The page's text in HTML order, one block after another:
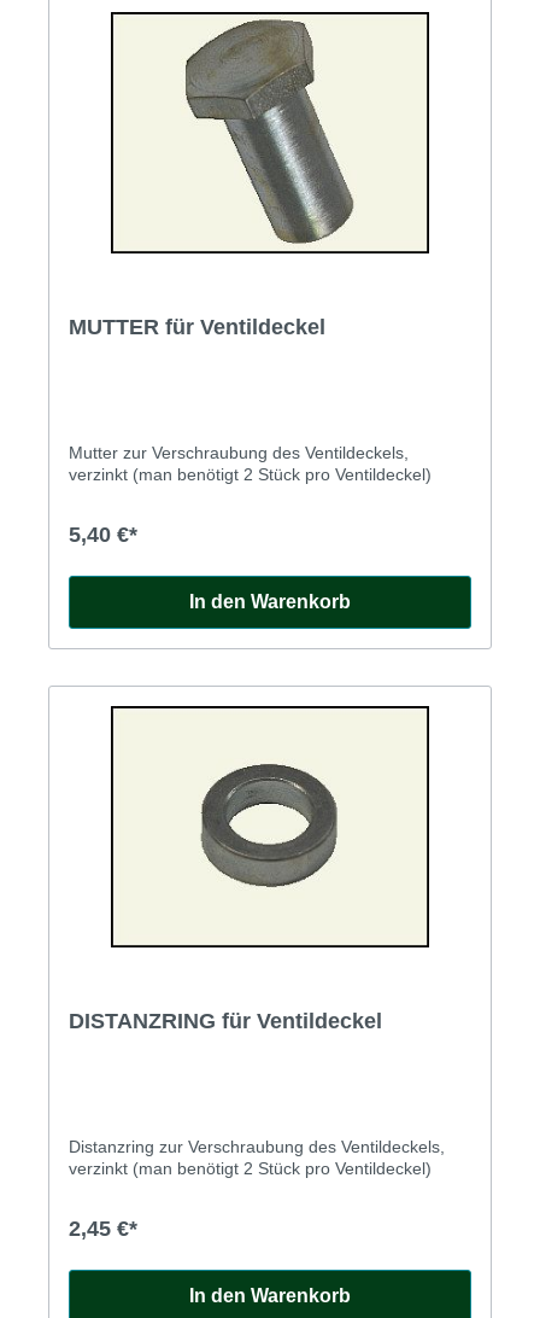
MUTTER für Ventildeckel
Mutter zur Verschraubung des Ventildeckels,
verzinkt (man benötigt 2 Stück pro Ventildeckel)
5,40 €*
In den Warenkorb
DISTANZRING für Ventildeckel
Distanzring zur Verschraubung des Ventildeckels,
verzinkt (man benötigt 2 Stück pro Ventildeckel)
2,45 €*
In den Warenkorb